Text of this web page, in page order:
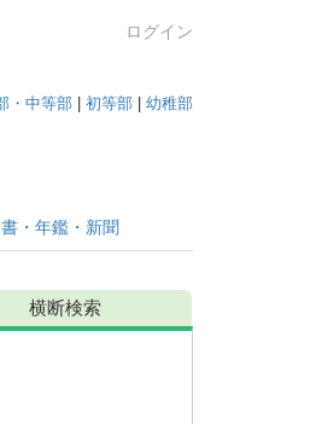
ログイン
・中等部 | 初等部 | 幼稚部
・年鑑・新聞
横断検索